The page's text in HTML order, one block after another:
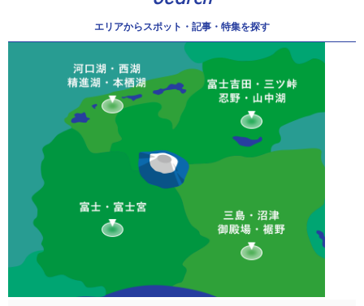
エリアからスポット・記事・特集を探す